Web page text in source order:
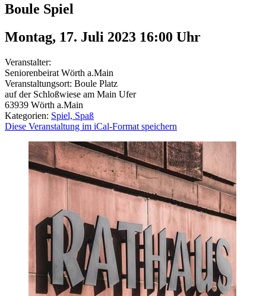
Boule Spiel
Montag, 17. Juli 2023 16:00 Uhr
Veranstalter:
Seniorenbeirat Wörth a.Main
Veranstaltungsort: Boule Platz
auf der Schloßwiese am Main Ufer
63939 Wörth a.Main
Kategorien: Spiel, Spaß
Diese Veranstaltung im iCal-Format speichern